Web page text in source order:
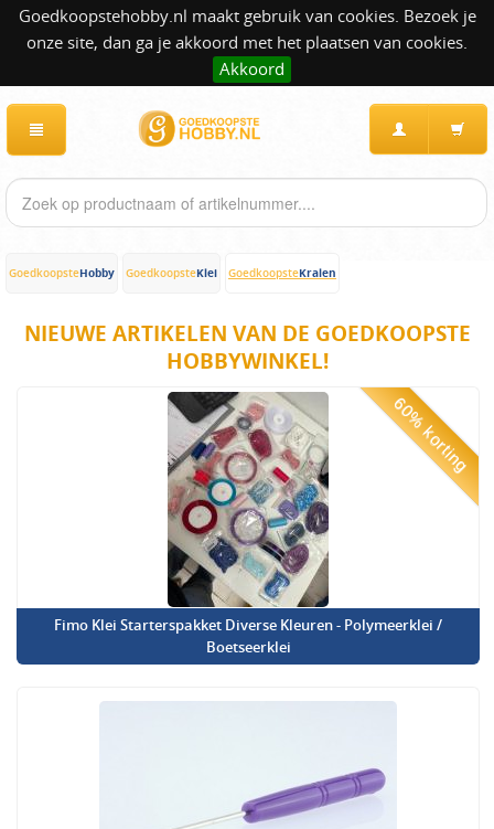
Goedkoopstehobby.nl maakt gebruik van cookies. Bezoek je
onze site, dan ga je akkoord met het plaatsen van cookies.
Akkoord
GoedkoopsteHobby GoedkoopsteKlei GoedkoopsteKralen
NIEUWE ARTIKELEN VAN DE GOEDKOOPSTE
HOBBYWINKEL!
60% korting
Fimo Klei Starterspakket Diverse Kleuren - Polymeerklei /
Boetseerklei